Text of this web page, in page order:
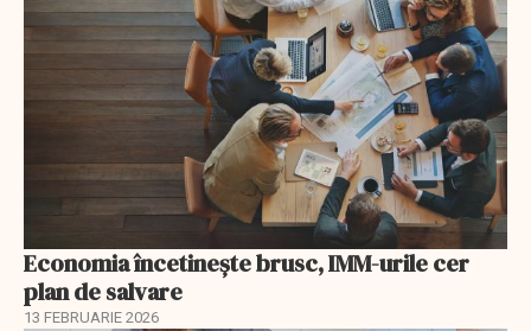
Economia încetinește brusc, IMM-urile cer
plan de salvare
13 FEBRUARIE 2026